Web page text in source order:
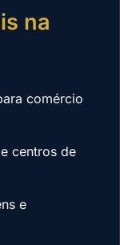
na
comércio
centros de
e